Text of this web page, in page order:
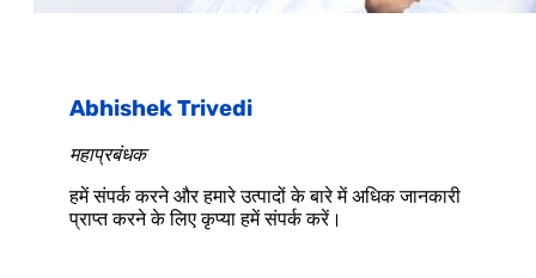
Abhishek Trivedi
महाप्रबंधक
हमें संपर्क करने और हमारे उत्पादों के बारे में अधिक जानकारी
प्राप्त करने के लिए कृप्या हमें संपर्क करें।